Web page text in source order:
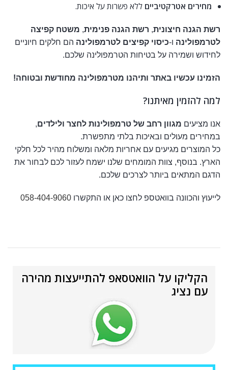
מחירים אטרקטיביים ללא פשרות על איכות.
רשת הגנה חיצונית, רשת הגנה פנימית, משטח קפיצה
לטרמפולינה ו-כיסוי קפיצים לטרמפולינה הם חלקים חיוניים
לחידוש ושמירה על בטיחות הטרמפולינה שלכם.
הזמינו עכשיו באתר ותיהנו מטרמפולינה מחודשת ובטוחה!
למה להזמין מאיתנו?
אנו מציעים מגוון רחב של טרמפולינות לחצר ולילדים,
במחירים מעולים ובאיכות בלתי מתפשרת.
כל המוצרים מגיעים עם אחריות מלאה ומשלוח מהיר לכל חלקי
הארץ. בנוסף, צוות המומחים שלנו ישמח לעזור לכם לבחור את
הדגם המתאים ביותר לצרכים שלכם.
לייעוץ והכוונה בוואטספ לחצו כאן או התקשרו 058-404-9060
הקליקו על הוואטסאפ להתייעצות מהירה
עם נציג